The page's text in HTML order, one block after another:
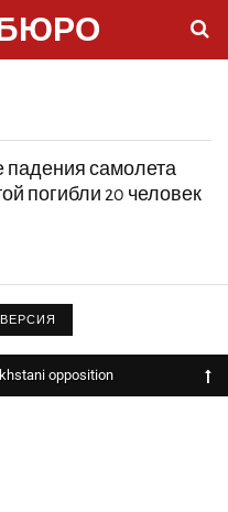
падения самолета
погибли 20 человек
opposition